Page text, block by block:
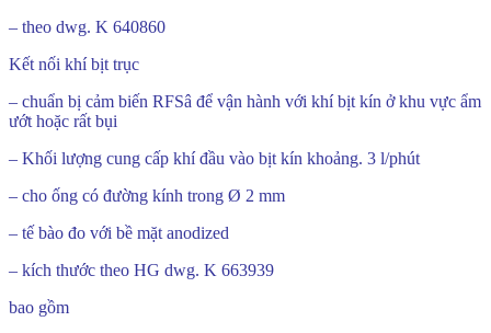
– theo dwg. K 640860
Kết nối khí bịt trục
– chuẩn bị cảm biến RFSâ để vận hành với khí bịt kín ở khu vực ẩm
ướt hoặc rất bụi
– Khối lượng cung cấp khí đầu vào bịt kín khoảng. 3 l/phút
– cho ống có đường kính trong Ø 2 mm
– tế bào đo với bề mặt anodized
– kích thước theo HG dwg. K 663939
bao gồm